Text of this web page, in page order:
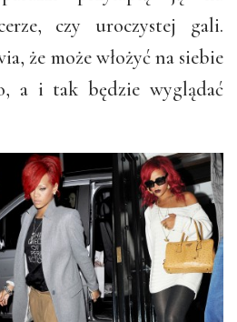
czy uroczystej gali.
że może włożyć na siebie
a i tak będzie wyglądać